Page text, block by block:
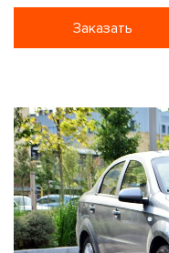
Заказать